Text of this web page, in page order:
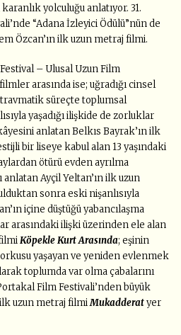
yolculuğu anlatıyor. 31.
“Adana İzleyici Ödülü”nün de
Özcan’ın ilk uzun metraj filmi.
– Ulusal Uzun Film
arasında ise; uğradığı cinsel
süreçte toplumsal
yaşadığı ilişkide de zorluklar
anlatan Belkıs Bayrak’ın ilk
bir liseye kabul alan 13 yaşındaki
ötürü evden ayrılma
anlatan Ayçil Yeltan’ın ilk uzun
sonra eski nişanlısıyla
içine düştüğü yabancılaşma
arasındaki ilişki üzerinden ele alan
Köpekle Kurt Arasında; eşinin
yaşayan ve yeniden evlenmek
toplumda var olma çabalarını
Film Festivali’nden büyük
ilk uzun metraj filmiMukadderatyer